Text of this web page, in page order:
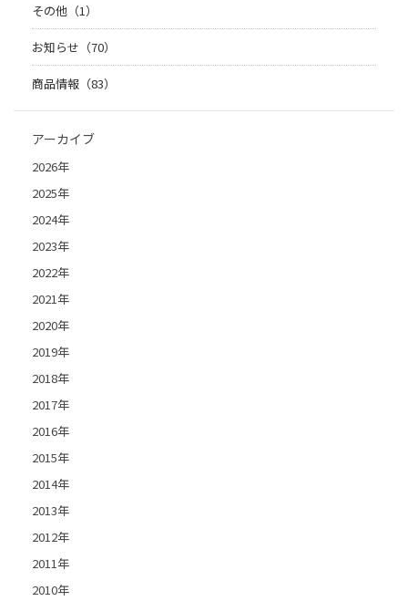
その他（1）
お知らせ（70）
商品情報（83）
アーカイブ
2026年
2025年
2024年
2023年
2022年
2021年
2020年
2019年
2018年
2017年
2016年
2015年
2014年
2013年
2012年
2011年
2010年